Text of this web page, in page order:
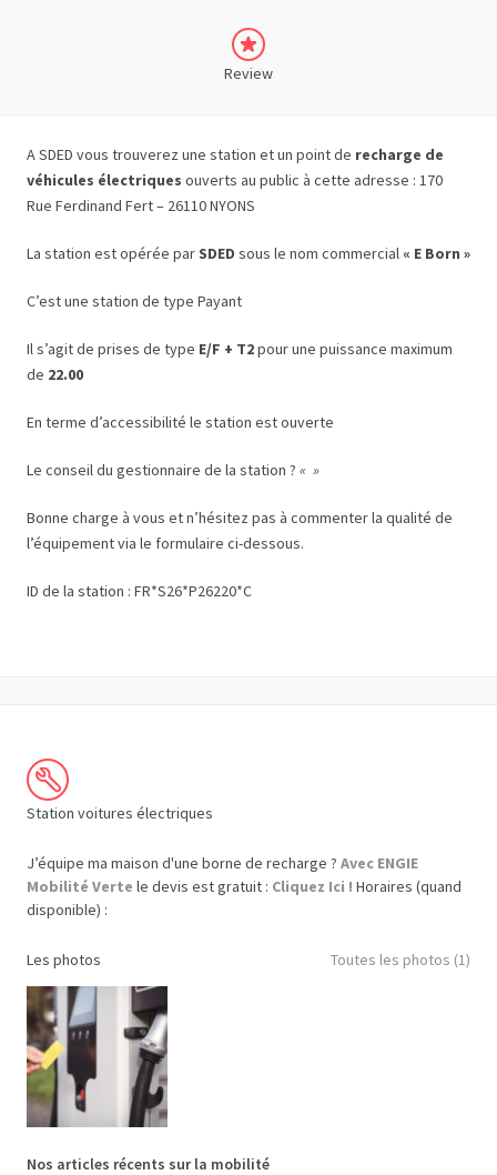
Review
A SDED vous trouverez une station et un point de recharge de
véhicules électriques ouverts au public à cette adresse : 170
Rue Ferdinand Fert – 26110 NYONS
La station est opérée par SDED sous le nom commercial « E Born »
C’est une station de type Payant
Il s’agit de prises de type E/F + T2pour une puissance maximum
de 22.00
En terme d’accessibilité le station est ouverte
Le conseil du gestionnaire de la station ? « »
Bonne charge à vous et n’hésitez pas à commenter la qualité de
l’équipement via le formulaire ci-dessous.
ID de la station : FR*S26*P26220*C
Station voitures électriques
J’équipe ma maison d'une borne de recharge ? Avec ENGIE
Mobilité Verte le devis est gratuit : Cliquez Ici ! Horaires (quand
disponible) :
Les photos Toutes les photos (1)
Nos articles récents sur la mobilité